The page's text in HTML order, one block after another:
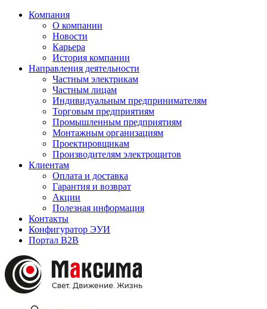
Компания
О компании
Новости
Карьера
История компании
Направления деятельности
Частным электрикам
Частным лицам
Индивидуальным предпринимателям
Торговым предприятиям
Промышленным предприятиям
Монтажным организациям
Проектировщикам
Производителям электрощитов
Клиентам
Оплата и доставка
Гарантия и возврат
Акции
Полезная информация
Контакты
Конфигуратор ЭУИ
Портал B2B